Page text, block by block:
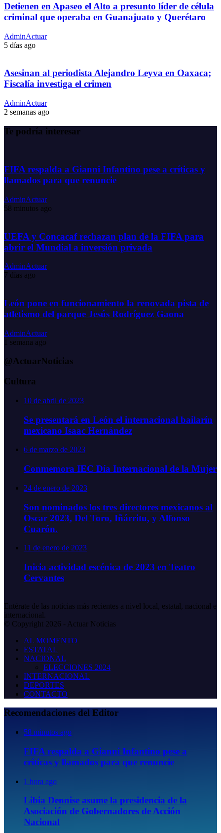
Detienen en Apaseo el Alto a presunto líder de célula
criminal que operaba en Guanajuato y Querétaro
AdminActuar
5 días ago
Asesinan al periodista Alejandro Leyva en Oaxaca;
Fiscalía investiga el crimen
AdminActuar
2 semanas ago
Te podría interesar
FIFA respalda a Gianni Infantino pese a críticas y
llamados para que renuncie
AdminActuar
58 minutos ago
UEFA y Concacaf rechazan plan de la FIFA para
abrir el Mundial a inversión privada
AdminActuar
7 días ago
León pone en funcionamiento la renovada pista de
atletismo del parque Jesús Rodríguez Gaona
AdminActuar
1 semana ago
@ActuarNoticias
Cultura
10 de abril de 2023
Se presentará en León el internacional bailarín
mexicano Isaac Hernández
6 de marzo de 2023
Conmemora IEC Día Internacional de la Mujer
24 de enero de 2023
Son nominados los tres directores mexicanos al
Oscar 2023, Del Toro, Iñárritu, y Alfonso
Cuarón.
11 de enero de 2023
Inicia actividad escénica de 2023 en Teatro
Cervantes
Entérate de las noticias más recientes a nivel local, estatal, nacional e
internacional.
© Copyright 2026 - Actuar Noticias
AL MOMENTO
ESTATAL
NACIONAL
ELECCIONES 2024
INTERNACIONAL
DEPORTES
CONTACTO
Recomendaciones del Editor
58 minutos ago
FIFA respalda a Gianni Infantino pese a
críticas y llamados para que renuncie
1 hora ago
Libia Dennise asume la presidencia de la
Asociación de Gobernadores de Acción
Nacional